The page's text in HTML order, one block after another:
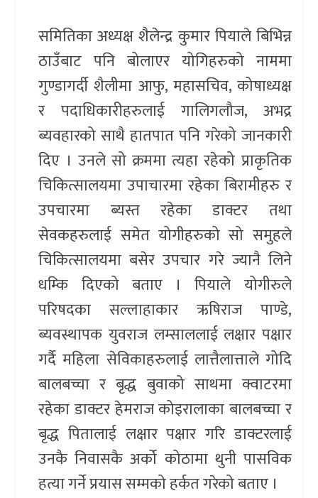
समितिका अध्यक्ष शैलेन्द्र कुमार पियाले बिभिन्न
ठाउँबाट पनि बोलाएर योगिहरुको नाममा
गुण्डागर्दी शैलीमा आफु, महासचिव, कोषाध्यक्ष
र पदाधिकारीहरुलाई गालिगलौज, अभद्र
ब्यवहारको साथै हातपात पनि गरेको जानकारी
दिए । उनले सो क्रममा त्यहा रहेको प्राकृतिक
चिकित्सालयमा उपाचारमा रहेका बिरामीहरु र
उपचारमा ब्यस्त रहेका डाक्टर तथा
सेवकहरुलाई समेत योगीहरुको सो समुहले
चिकित्सालयमा बसेर उपचार गरे ज्यानै लिने
धम्कि दिएको बताए । पियाले योगीरुले
परिषदका सल्लाहाकार ऋषिराज पाण्डे,
ब्यवस्थापक युवराज लम्साललाई लक्षार पक्षार
गर्दै महिला सेविकाहरुलाई लात्तैलात्ताले गोदि
बालबच्चा र बृद्ध बुवाको साथमा क्वाटरमा
रहेका डाक्टर हेमराज कोइरालाका बालबच्चा र
बृद्ध पितालाई लक्षार पक्षार गरि डाक्टरलाई
उनकै निवासकै अर्को कोठामा थुनी पासविक
हत्या गर्ने प्रयास सम्मको हर्कत गरेको बताए ।